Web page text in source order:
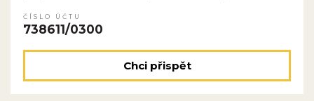
ČÍSLO ÚČTU
738611/0300
Chci přispět